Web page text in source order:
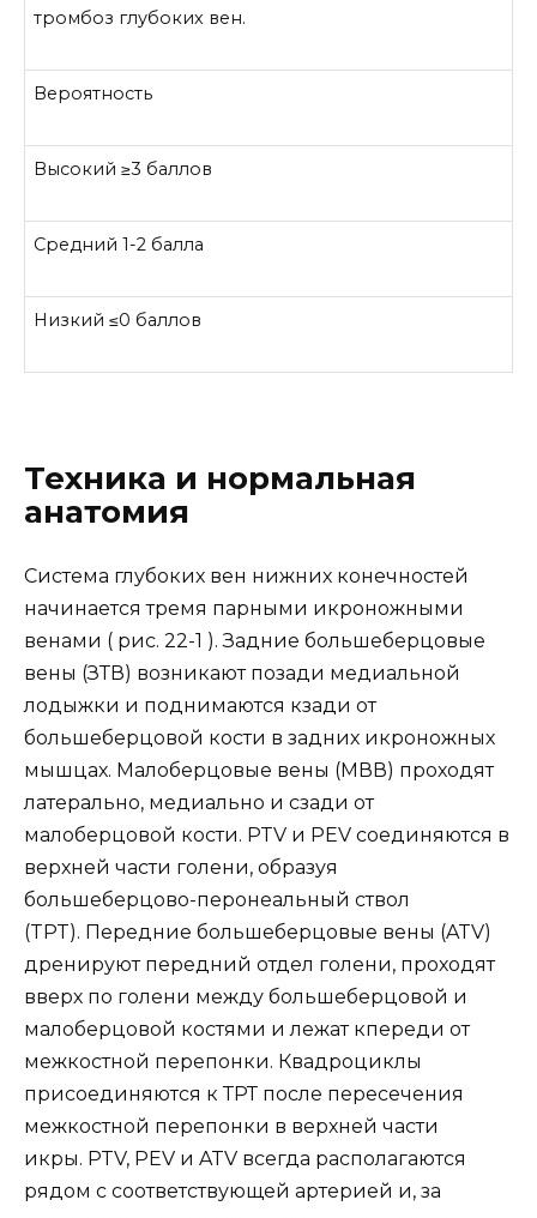
тромбоз глубоких вен.
Вероятность
Высокий ≥3 баллов
Средний 1-2 балла
Низкий ≤0 баллов
Техника и нормальная
анатомия
Система глубоких вен нижних конечностей
начинается тремя парными икроножными
венами ( рис. 22-1 ). Задние большеберцовые
вены (ЗТВ) возникают позади медиальной
лодыжки и поднимаются кзади от
большеберцовой кости в задних икроножных
мышцах. Малоберцовые вены (МВВ) проходят
латерально, медиально и сзади от
малоберцовой кости. PTV и PEV соединяются в
верхней части голени, образуя
большеберцово-перонеальный ствол
(TPT). Передние большеберцовые вены (ATV)
дренируют передний отдел голени, проходят
вверх по голени между большеберцовой и
малоберцовой костями и лежат кпереди от
межкостной перепонки. Квадроциклы
присоединяются к ТРТ после пересечения
межкостной перепонки в верхней части
икры. PTV, PEV и ATV всегда располагаются
рядом с соответствующей артерией и, за